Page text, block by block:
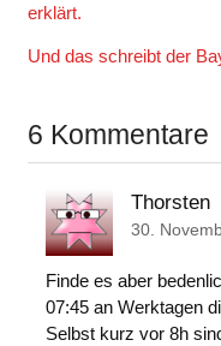
erklärt.
Und das schreibt der
6 Kommentare
Thorsten
30.
Finde es aber
07:45 an Werktagen
Selbst kurz vor 8h